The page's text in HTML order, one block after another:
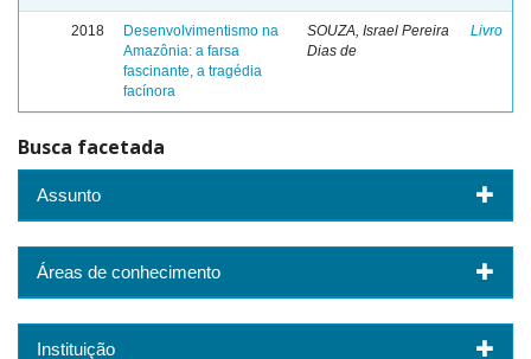
2018
Desenvolvimentismo na
Amazônia: a farsa
fascinante, a tragédia
facínora
SOUZA, Israel Pereira
Dias de
Livro
Busca facetada
Assunto
Áreas de conhecimento
Instituição